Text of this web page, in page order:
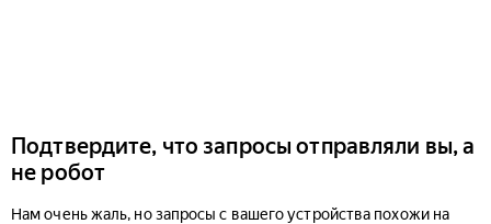
Подтвердите, что запросы отправляли вы, а
не робот
Нам очень жаль, но запросы с вашего устройства похожи на